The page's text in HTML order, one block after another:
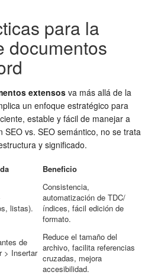
para la
documentos
extensos va más allá de la
un enfoque estratégico para
estable y fácil de manejar a
vs. SEO semántico, no se trata
y significado.
Beneficio
listas).
Consistencia,
automatización de TDC/
índices, fácil edición de
formato.
de
> Insertar
Reduce el tamaño del
archivo, facilita referencias
cruzadas, mejora
accesibilidad.